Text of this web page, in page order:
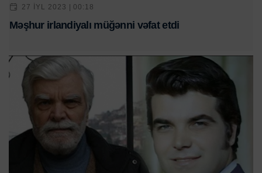
27 IYL 2023 | 00:18
Məşhur irlandiyalı müğənni vəfat etdi